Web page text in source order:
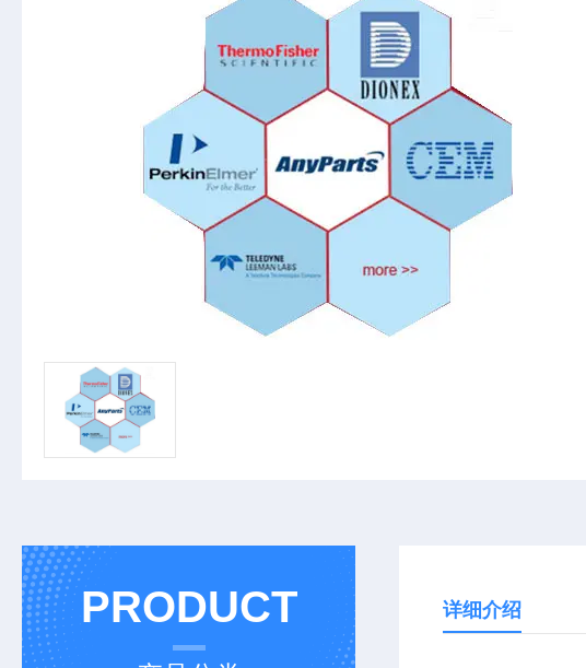
PRODUCT 详细介绍